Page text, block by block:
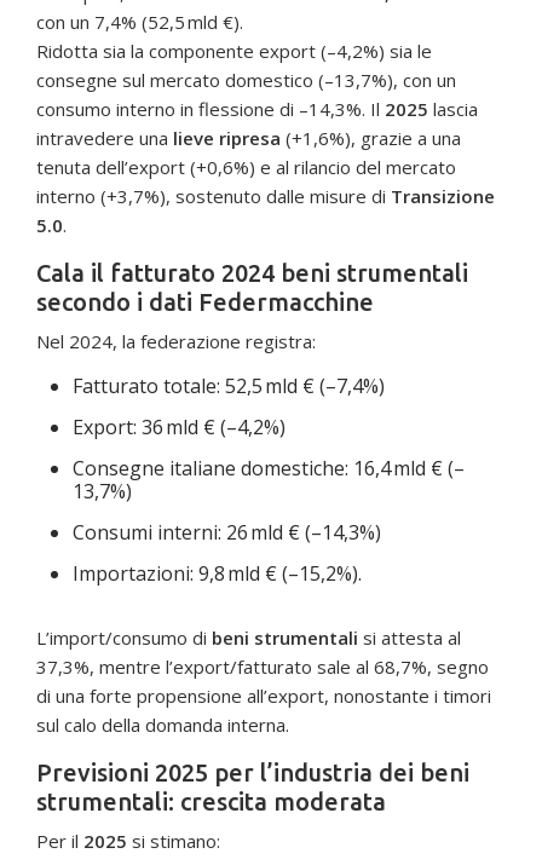
con un 7,4% (52,5 mld €).
Ridotta sia la componente export (–4,2%) sia le
consegne sul mercato domestico (–13,7%), con un
consumo interno in flessione di –14,3%. Il 2025 lascia
intravedere una lieve ripresa (+1,6%), grazie a una
tenuta dell’export (+0,6%) e al rilancio del mercato
interno (+3,7%), sostenuto dalle misure di Transizione
5.0.
Cala il fatturato 2024 beni strumentali
secondo i dati Federmacchine
Nel 2024, la federazione registra:
Fatturato totale: 52,5 mld € (–7,4%)
Export: 36 mld € (–4,2%)
Consegne italiane domestiche: 16,4 mld € (–
13,7%)
Consumi interni: 26 mld € (–14,3%)
Importazioni: 9,8 mld € (–15,2%).
L’import/consumo di beni strumentali si attesta al
37,3%, mentre l’export/fatturato sale al 68,7%, segno
di una forte propensione all’export, nonostante i timori
sul calo della domanda interna.
Previsioni 2025 per l’industria dei beni
strumentali: crescita moderata
Per il 2025 si stimano: